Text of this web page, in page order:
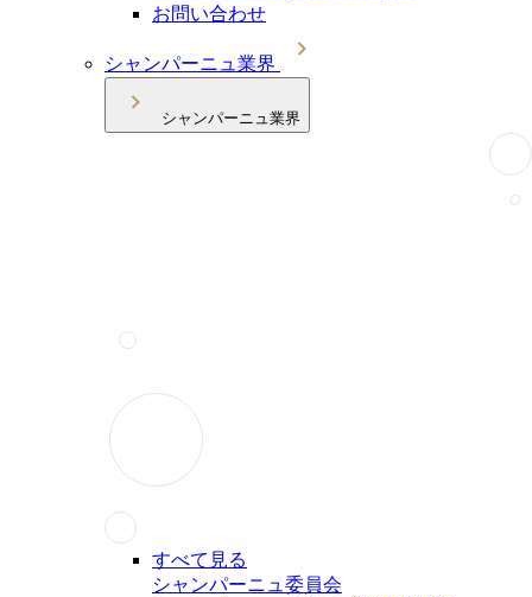
お問い合わせ
シャンパーニュ業界
シャンパーニュ業界
すべて見る
シャンパーニュ委員会